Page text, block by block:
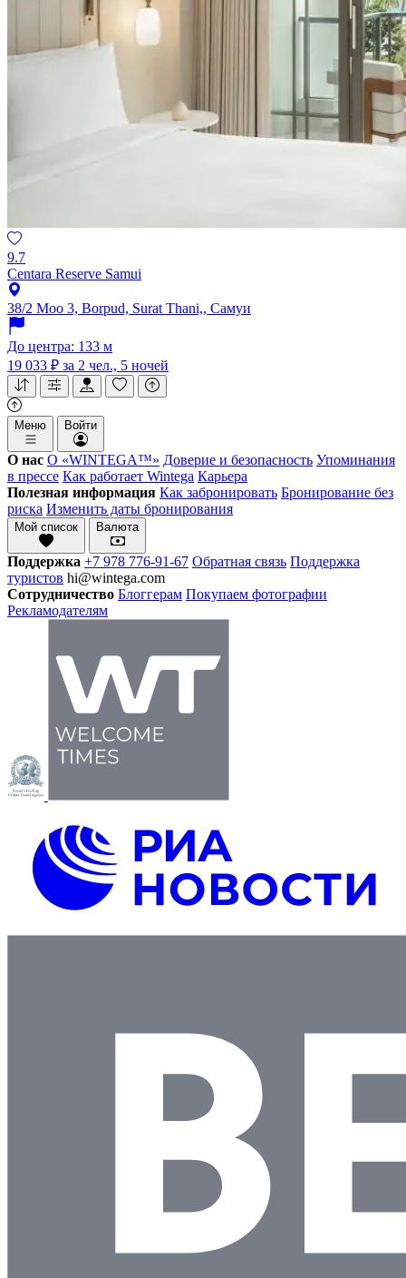
9.7
Centara Reserve Samui
38/2 Moo 3, Borpud, Surat Thani,, Самуи
До центра: 133 м
19 033 ₽ за 2 чел., 5 ночей
Меню Войти
О нас О «WINTEGA™» Доверие и безопасность Упоминания
в прессе Как работает Wintega Карьера
Полезная информация Как забронировать Бронирование без
риска Изменить даты бронирования
Мой список Валюта
Поддержка +7 978 776-91-67 Обратная связь Поддержка
туристов hi@wintega.com
Сотрудничество Блоггерам Покупаем фотографии
Рекламодателям